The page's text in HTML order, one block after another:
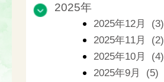
2025年
2025年12月 (3)
2025年11月 (2)
2025年10月 (4)
2025年9月 (5)